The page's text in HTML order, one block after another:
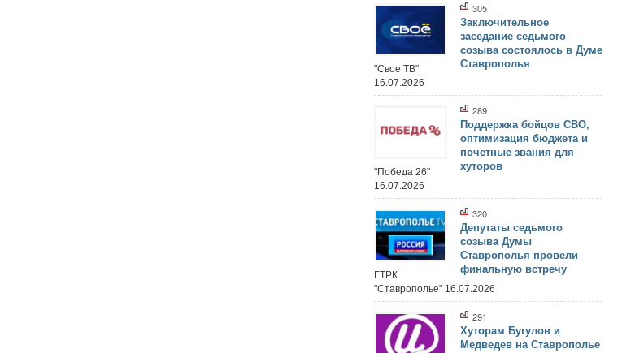
305
Заключительное
заседание седьмого
созыва состоялось в Думе
Ставрополья
"Свое ТВ"
16.07.2026
289
Поддержка бойцов СВО,
оптимизация бюджета и
почетные звания для
хуторов
"Победа 26"
16.07.2026
320
Депутаты седьмого
созыва Думы
Ставрополья провели
финальную встречу
ГТРК
"Ставрополье" 16.07.2026
291
Хуторам Бугулов и
Медведев на Ставрополье